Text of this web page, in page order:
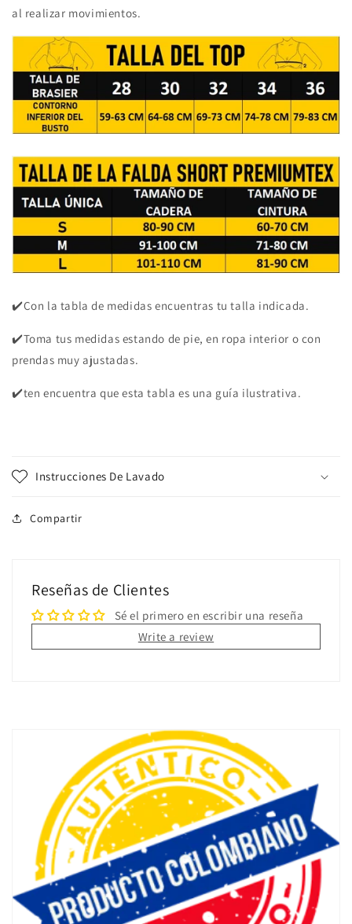
al realizar movimientos.
✔️Con la tabla de medidas encuentras tu talla indicada.
✔️Toma tus medidas estando de pie, en ropa interior o con
prendas muy ajustadas.
✔️ten encuentra que esta tabla es una guía ilustrativa.
Instrucciones De Lavado
Compartir
Reseñas de Clientes
Sé el primero en escribir una reseña
Write a review